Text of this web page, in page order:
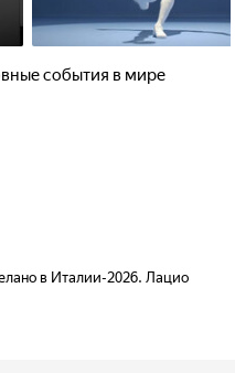
события в мире
в Италии-2026. Лацио